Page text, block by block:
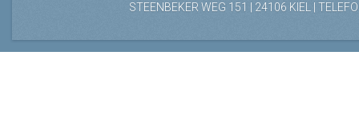
STEENBEKER WEG 151 | 24106 KIEL |